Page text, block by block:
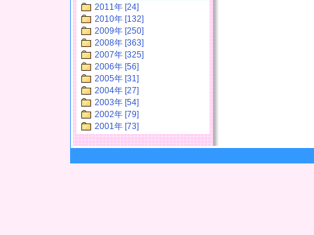
2011年 [24]
2010年 [132]
2009年 [250]
2008年 [363]
2007年 [325]
2006年 [56]
2005年 [31]
2004年 [27]
2003年 [54]
2002年 [79]
2001年 [73]